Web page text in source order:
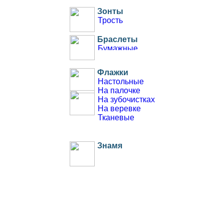
Зонты
Трость
Браслеты
Бумажные
Силиконовые
Разное
Тубусы
Брелки
Ароматизаторы
Скотч
Флажки
Настольные
На палочке
На зубочистках
На веревке
Тканевые
Знамя